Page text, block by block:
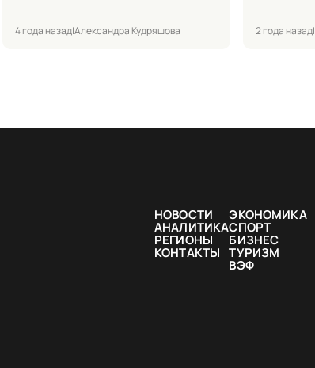
4 года назад|Александра Кудряшова 2 года назад|
НОВОСТИ
АНАЛИТИКА
РЕГИОНЫ
КОНТАКТЫ
ЭКОНОМИКА
СПОРТ
БИЗНЕС
ТУРИЗМ
ВЭФ